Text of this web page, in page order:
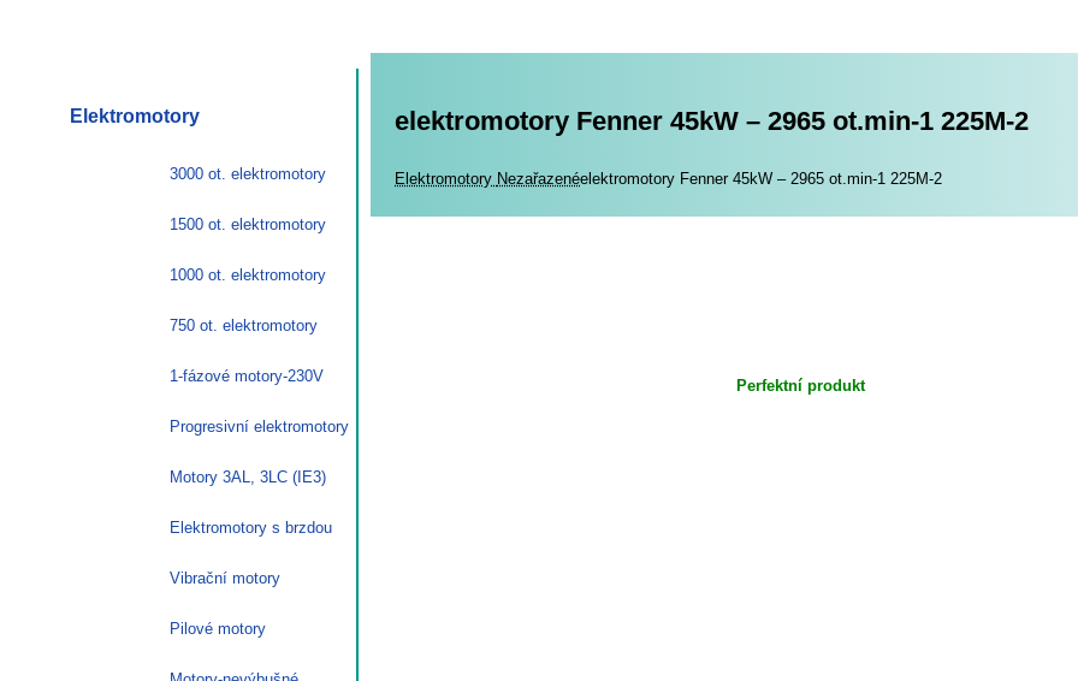
elektromotory Fenner 45kW – 2965 ot.min-1 225M-2
Elektromotory Elektromotory
Nezařazenéelektromotory Fenner 45kW – 2965 ot.min-1 225M-2
Perfektní produkt
Elektromotory
3000 ot. elektromotory
1500 ot. elektromotory
1000 ot. elektromotory
750 ot. elektromotory
1-fázové motory-230V
Progresivní elektromotory
Motory 3AL, 3LC (IE3)
Elektromotory s brzdou
Vibrační motory
Pilové motory